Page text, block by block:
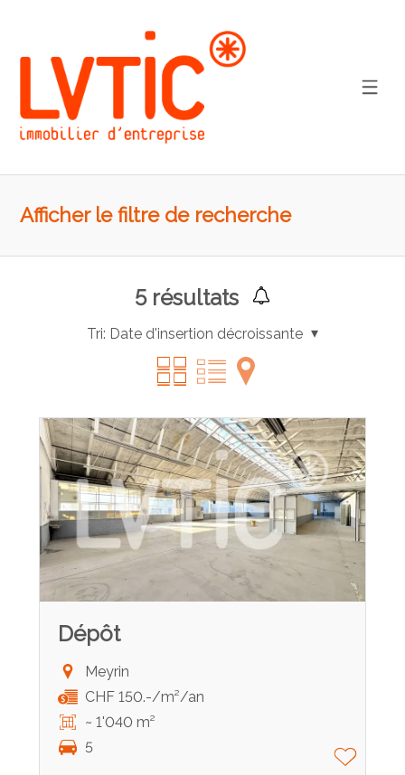
Afficher le filtre de recherche
5résultats
Tri: Date d'insertion décroissante
Dépôt
Meyrin
CHF 150.-/m²/an
~ 1'040 m²
5